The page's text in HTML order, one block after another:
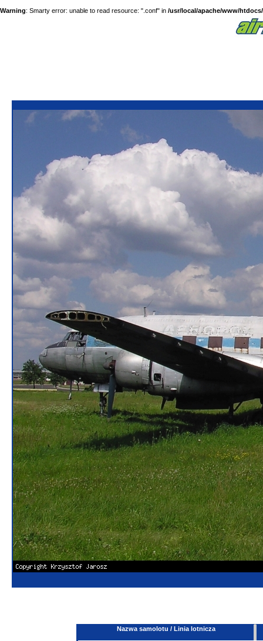
Warning: Smarty error: unable to read resource: ".conf" in /usr/local/apache/www/
Nazwa samolotu / Linia lotnicza